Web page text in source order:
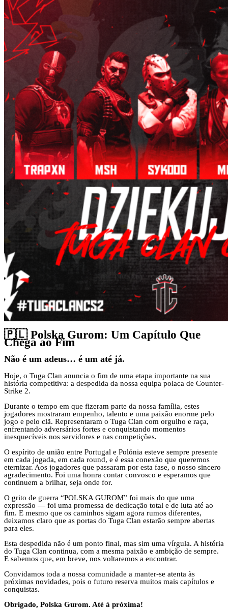
🇵🇱 Polska Gurom: Um Capítulo Que
Chega ao Fim
Não é um adeus… é um até já.
Hoje, o Tuga Clan anuncia o fim de uma etapa importante na sua
história competitiva: a despedida da nossa equipa polaca de Counter-
Strike 2.
Durante o tempo em que fizeram parte da nossa família, estes
jogadores mostraram empenho, talento e uma paixão enorme pelo
jogo e pelo clã. Representaram o Tuga Clan com orgulho e raça,
enfrentando adversários fortes e conquistando momentos
inesquecíveis nos servidores e nas competições.
O espírito de união entre Portugal e Polónia esteve sempre presente
em cada jogada, em cada round, e é essa conexão que queremos
eternizar. Aos jogadores que passaram por esta fase, o nosso sincero
agradecimento. Foi uma honra contar convosco e esperamos que
continuem a brilhar, seja onde for.
O grito de guerra “POLSKA GUROM” foi mais do que uma
expressão — foi uma promessa de dedicação total e de luta até ao
fim. E mesmo que os caminhos sigam agora rumos diferentes,
deixamos claro que as portas do Tuga Clan estarão sempre abertas
para eles.
Esta despedida não é um ponto final, mas sim uma vírgula. A história
do Tuga Clan continua, com a mesma paixão e ambição de sempre.
E sabemos que, em breve, nos voltaremos a encontrar.
Convidamos toda a nossa comunidade a manter-se atenta às
próximas novidades, pois o futuro reserva muitos mais capítulos e
conquistas.
Obrigado, Polska Gurom. Até à próxima!